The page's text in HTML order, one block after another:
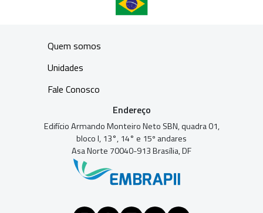
Quem somos
Unidades
Fale Conosco
Endereço
Edifício Armando Monteiro Neto SBN, quadra 01,
bloco I, 13°, 14° e 15º andares
Asa Norte 70040-913 Brasília, DF